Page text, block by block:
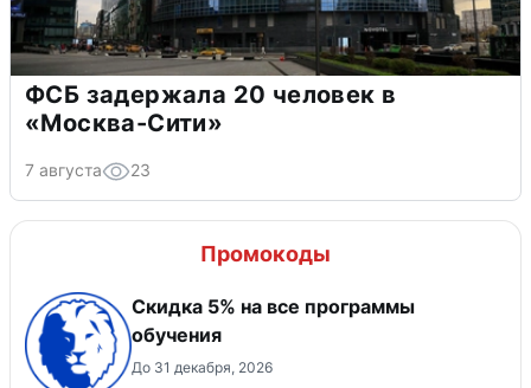
ФСБ задержала 20 человек в
«Москва-Сити»
7 августа 23
Промокоды
Скидка 5% на все программы
обучения
До 31 декабря, 2026